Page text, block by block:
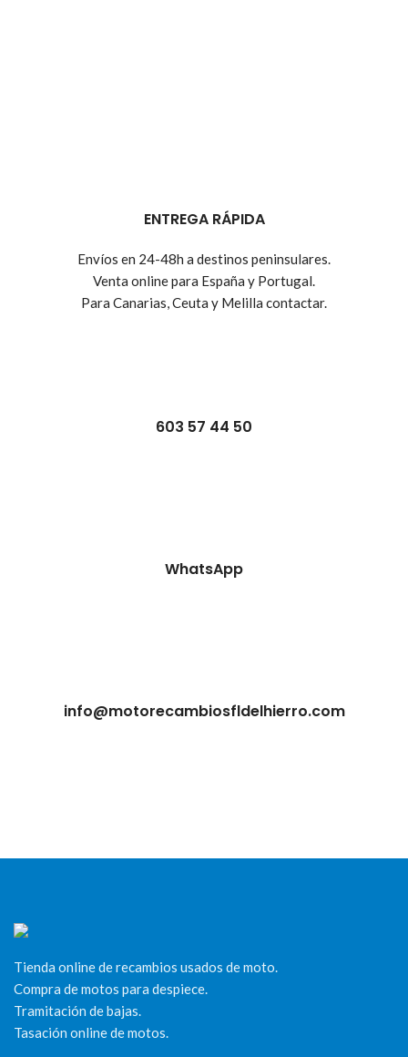
ENTREGA RÁPIDA
Envíos en 24-48h a destinos peninsulares.
Venta online para España y Portugal.
Para Canarias, Ceuta y Melilla contactar.
603 57 44 50
WhatsApp
info@motorecambiosfldelhierro.com
Tienda online de recambios usados de moto.
Compra de motos para despiece.
Tramitación de bajas.
Tasación online de motos.